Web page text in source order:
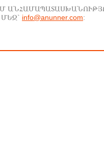
info@anunner.com: